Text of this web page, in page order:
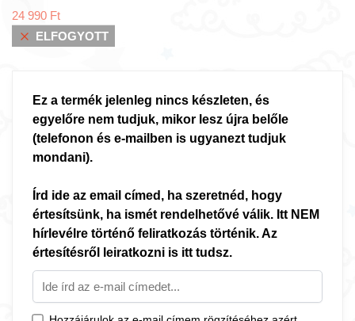
24 990 Ft
ELFOGYOTT
Ez a termék jelenleg nincs készleten, és
egyelőre nem tudjuk, mikor lesz újra belőle
(telefonon és e-mailben is ugyanezt tudjuk
mondani).
Írd ide az email címed, ha szeretnéd, hogy
értesítsünk, ha ismét rendelhetővé válik. Itt NEM
hírlevélre történő feliratkozás történik. Az
értesítésről leiratkozni is itt tudsz.